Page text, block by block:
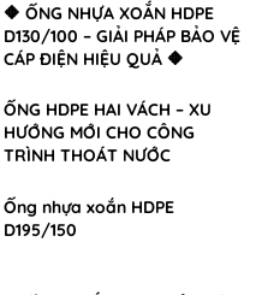
🔶 ỐNG NHỰA XOẮN HDPE
D130/100 – GIẢI PHÁP BẢO VỆ
CÁP ĐIỆN HIỆU QUẢ 🔶
ỐNG HDPE HAI VÁCH – XU
HƯỚNG MỚI CHO CÔNG
TRÌNH THOÁT NƯỚC
Ống nhựa xoắn HDPE
D195/150